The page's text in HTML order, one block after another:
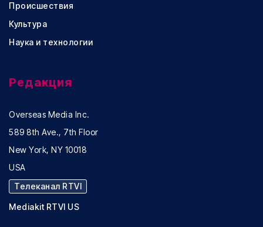
Происшествия
Культура
Наука и технологии
Редакция
Overseas Media Inc.
589 8th Ave., 7th Floor
New York, NY 10018
USA
Телеканал RTVI
Mediakit RTVI US